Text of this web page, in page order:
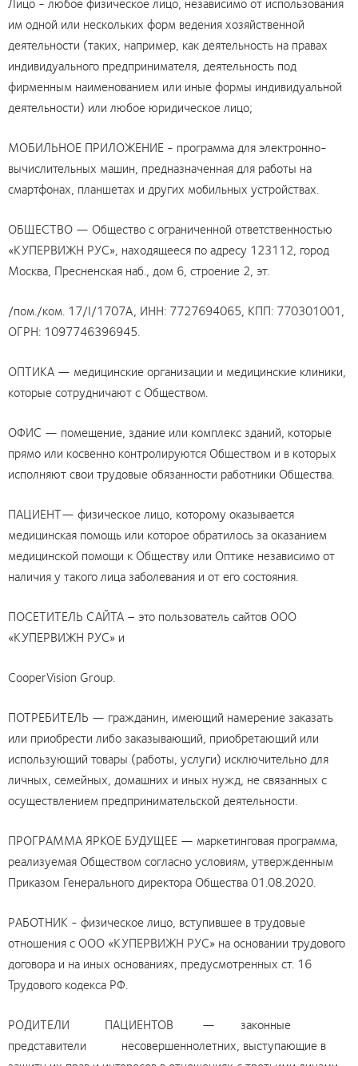
им одной или нескольких форм ведения хозяйственной
деятельности (таких, например, как деятельность на правах
индивидуального предпринимателя, деятельность под
фирменным наименованием или иные формы индивидуальной
деятельности) или любое юридическое лицо;
МОБИЛЬНОЕ ПРИЛОЖЕНИЕ - программа для электронно-
вычислительных машин, предназначенная для работы на
смартфонах, планшетах и других мобильных устройствах.
ОБЩЕСТВО — Общество с ограниченной ответственностью
«КУПЕРВИЖН РУС», находящееся по адресу 123112, город
Москва, Пресненская наб., дом 6, строение 2, эт.
/пом./ком. 17/I/1707А, ИНН: 7727694065, КПП: 770301001,
ОГРН: 1097746396945.
ОПТИКА — медицинские организации и медицинские клиники,
которые сотрудничают с Обществом.
ОФИС — помещение, здание или комплекс зданий, которые
прямо или косвенно контролируются Обществом и в которых
исполняют свои трудовые обязанности работники Общества.
ПАЦИЕНТ— физическое лицо, которому оказывается
медицинская помощь или которое обратилось за оказанием
медицинской помощи к Обществу или Оптике независимо от
наличия у такого лица заболевания и от его состояния.
ПОСЕТИТЕЛЬ САЙТА – это пользователь сайтов ООО
«КУПЕРВИЖН РУС» и
CooperVision Group.
ПОТРЕБИТЕЛЬ — гражданин, имеющий намерение заказать
или приобрести либо заказывающий, приобретающий или
использующий товары (работы, услуги) исключительно для
личных, семейных, домашних и иных нужд, не связанных с
осуществлением предпринимательской деятельности.
ПРОГРАММА ЯРКОЕ БУДУЩЕЕ — маркетинговая программа,
реализуемая Обществом согласно условиям, утвержденным
Приказом Генерального директора Общества 01.08.2020.
РАБОТНИК - физическое лицо, вступившее в трудовые
отношения с ООО «КУПЕРВИЖН РУС» на основании трудового
договора и на иных основаниях, предусмотренных ст. 16
Трудового кодекса РФ.
РОДИТЕЛИ ПАЦИЕНТОВ — законные
представители несовершеннолетних, выступающие в